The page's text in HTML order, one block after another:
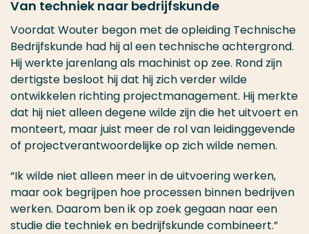
Van techniek naar bedrijfskunde
Voordat Wouter begon met de opleiding Technische
Bedrijfskunde had hij al een technische achtergrond.
Hij werkte jarenlang als machinist op zee. Rond zijn
dertigste besloot hij dat hij zich verder wilde
ontwikkelen richting projectmanagement. Hij merkte
dat hij niet alleen degene wilde zijn die het uitvoert en
monteert, maar juist meer de rol van leidinggevende
of projectverantwoordelijke op zich wilde nemen.
“Ik wilde niet alleen meer in de uitvoering werken,
maar ook begrijpen hoe processen binnen bedrijven
werken. Daarom ben ik op zoek gegaan naar een
studie die techniek en bedrijfskunde combineert.”